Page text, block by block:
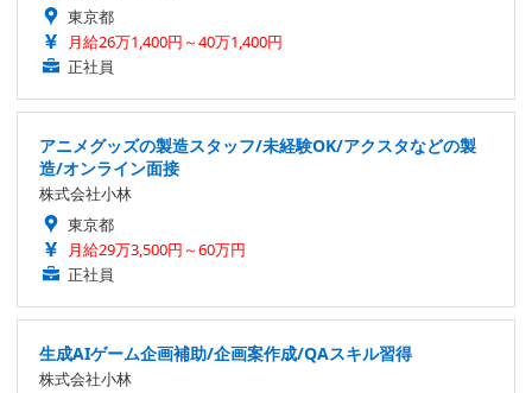
東京都
月給26万1,400円～40万1,400円
正社員
アニメグッズの製造スタッフ/未経験OK/アクスタなどの製
造/オンライン面接
株式会社小林
東京都
月給29万3,500円～60万円
正社員
生成AIゲーム企画補助/企画案作成/QAスキル習得
株式会社小林